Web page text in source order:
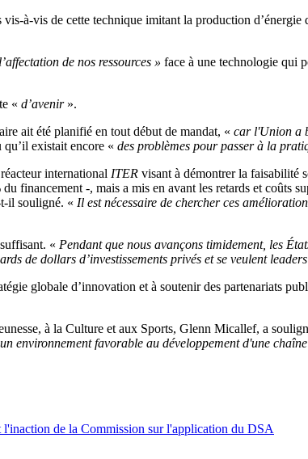
vis-à-vis de cette technique imitant la production
de nos ressources » face à une technologie qui
« d’avenir ».
ait été planifié en tout début de mandat, « car l'Union a
qu’il existait encore « des problèmes pour passer à la
international ITER visant à démontrer la faisabilité
financement -, mais a mis en avant les retards et coûts
il souligné. « Il est nécessaire de chercher ces
« Pendant que nous avançons timidement, les
de dollars d’investissements privés et se veulent
globale d’innovation et à soutenir des partenariats
à la Culture et aux Sports, Glenn Micallef, a
environnement favorable au développement d'une
l'inaction de la Commission sur l'application du DSA